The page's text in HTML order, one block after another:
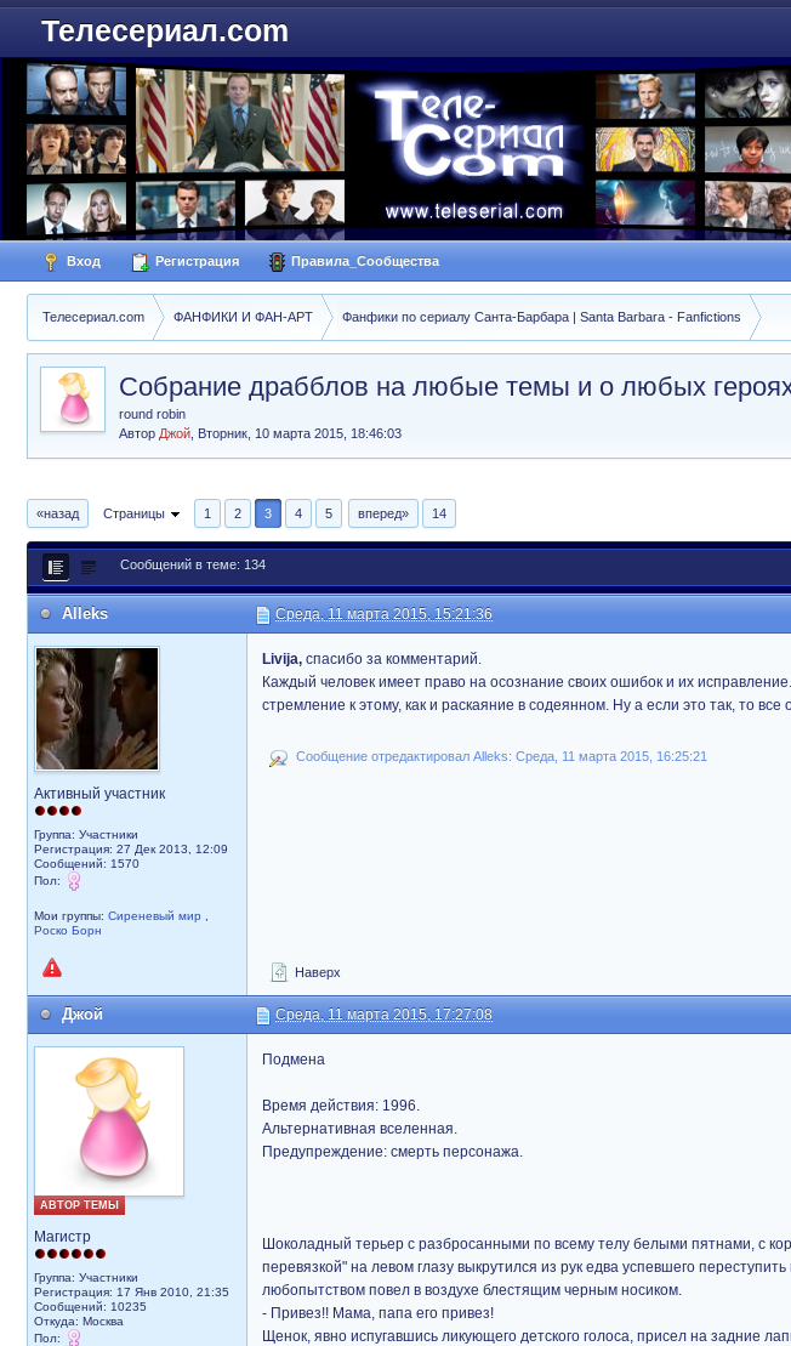
Телесериал.com
Вход Регистрация Правила_Сообщества
Телесериал.com ФАНФИКИ И ФАН-АРТ Фанфики по сериалу Санта-Барбара | Santa Barbara - Fanfictions
Собрание драбблов на любые темы и о любых
round robin
Автор Джой Вторник, 10 марта 2015, 18:46:03
«назад Страницы 1 2 3 4 5 вперед» 14
Сообщений в теме: 134
Alleks Среда, 11 марта 2015, 15:21:36
Активный участник
Группа: Участники
Регистрация: 27 Дек 2013, 12:09
Сообщений: 1570
Пол:
Мои группы: Сиреневый мир
Роско Борн
Livija, спасибо за комментарий.
Каждый человек имеет право на осознание своих ошибок и их
стремление к этому, как и раскаяние в содеянном. Ну а если это так, то
Сообщение отредактировал Alleks: Среда, 11 марта 2015, 16:25:21
Наверх
Джой Среда, 11 марта 2015, 17:27:08
АВТОР ТЕМЫ
Магистр
Группа: Участники
Регистрация: 17 Янв 2010, 21:35
Сообщений: 10235
Откуда: Москва
Пол:
Подмена
Время действия: 1996.
Альтернативная вселенная.
Предупреждение: смерть персонажа.
Шоколадный терьер с разбросанными по всему телу белыми пятнами, с
перевязкой" на левом глазу выкрутился из рук едва успевшего
любопытством повел в воздухе блестящим черным носиком.
- Привез!! Мама, папа его привез!
Щенок, явно испугавшись ликующего детского голоса, присел на задние